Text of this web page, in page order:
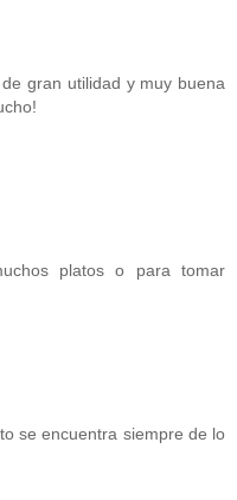
gran utilidad y muy buena
platos o para tomar
se encuentra siempre de lo